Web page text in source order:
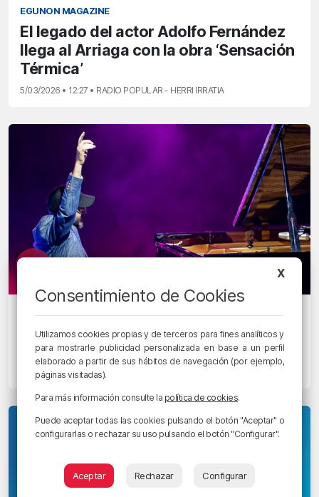
EGUNON MAGAZINE
El legado del actor Adolfo Fernández
llega al Arriaga con la obra ‘Sensación
Térmica’
5/03/2026 • 12:27 • RADIO POPULAR - HERRI IRRATIA
Borja Niso: El ingeniero que lo dejó
todo por el piano
5/03/2026 • 05:29 • RADIO POPULAR - HERRI IRRATIA
X
Consentimiento de Cookies
Utilizamos cookies propias y de terceros para fines analíticos y
para mostrarle publicidad personalizada en base a un perfil
elaborado a partir de sus hábitos de navegación (por ejemplo,
páginas visitadas).
Para más información consulte la política de cookies.
Puede aceptar todas las cookies pulsando el botón "Aceptar" o
configurarlas o rechazar su uso pulsando el botón "Configurar".
Aceptar Rechazar Configurar